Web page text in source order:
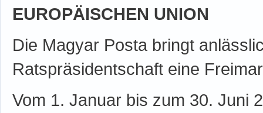
EUROPÄISCHEN UNION
Die Magyar Posta bringt
Ratspräsidentschaft eine
Vom 1. Januar bis zum 30. Juni